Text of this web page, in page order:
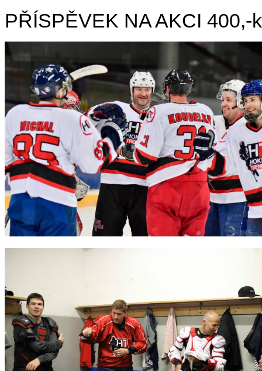
PŘÍSPĚVEK NA AKCI 400,-